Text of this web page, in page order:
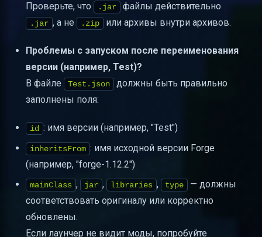
Проверьте, что
.jar файлы действительно
.jar , а не .zip или архивы внутри архивов.
Проблемы с запуском после переименования
версии (например, Test)?
В файле
Test.json
должны быть правильно
заполнены поля:
id : имя версии (например, "Test")
inheritsFrom : имя исходной версии Forge
(например, "forge-1.12.2")
mainClass , jar , libraries , type
— должны
соответствовать оригиналу или корректно
обновлены.
Если лаунчер не видит моды, попробуйте